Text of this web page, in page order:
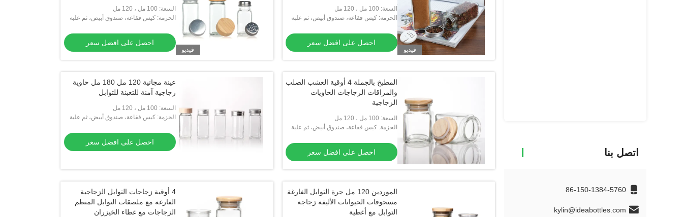
التوابل الملح الزجاجية وعاء مع غطاء
الخيزران
التوابل الملح الزجاجية وعاء مع غطاء معدني
الخيزران
احصل على افضل سعر
اتصل بنا
86-150-1384-5760
kylin@ideabottles.com
فيديو
السعة: 100 مل ، 120 مل
الحزمة: كيس فقاعة، صندوق أبيض، ثم علبة
احصل على افضل سعر
فيديو
السعة: 100 مل ، 120 مل
الحزمة: كيس فقاعة، صندوق أبيض، ثم علبة
احصل على افضل سعر
المطبخ بالجملة 4 أوقية العشب الصلب
والمزاقات الزجاجات الحاويات
الزجاجية
السعة: 100 مل ، 120 مل
الحزمة: كيس فقاعة، صندوق أبيض، ثم علبة
احصل على افضل سعر
عينة مجانية 120 مل 180 مل حاوية
زجاجية آمنة للتعبئة للتوابل
السعة: 100 مل ، 120 مل
الحزمة: كيس فقاعة، صندوق أبيض، ثم علبة
احصل على افضل سعر
الموردين 120 مل جرة التوابل الفارغة
مسحوقات الحيوانات الأليفة زجاجة
التوابل مع أغطية
4 أوقية زجاجات التوابل الزجاجية
الفارغة مع ملصقات التوابل المنظم
الزجاجات مع غطاء الخيزران